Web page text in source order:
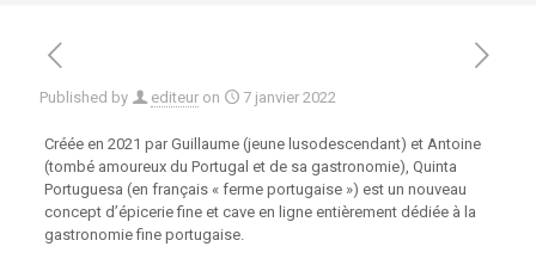
Published by editeur on 7 janvier 2022
Créée en 2021 par Guillaume (jeune lusodescendant) et Antoine
(tombé amoureux du Portugal et de sa gastronomie), Quinta
Portuguesa (en français « ferme portugaise ») est un nouveau
concept d’épicerie fine et cave en ligne entièrement dédiée à la
gastronomie fine portugaise.